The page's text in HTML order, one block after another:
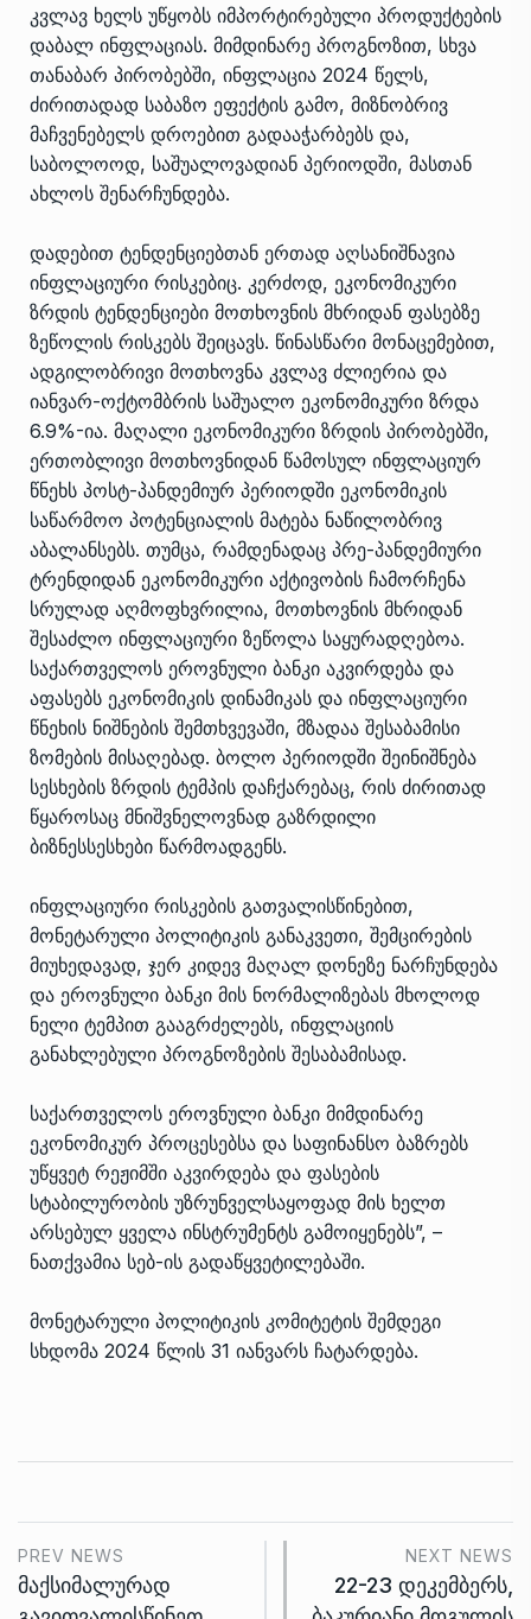
კვლავ ხელს უწყობს იმპორტირებული პროდუქტების
დაბალ ინფლაციას. მიმდინარე პროგნოზით, სხვა
თანაბარ პირობებში, ინფლაცია 2024 წელს,
ძირითადად საბაზო ეფექტის გამო, მიზნობრივ
მაჩვენებელს დროებით გადააჭარბებს და,
საბოლოოდ, საშუალოვადიან პერიოდში, მასთან
ახლოს შენარჩუნდება.
დადებით ტენდენციებთან ერთად აღსანიშნავია
ინფლაციური რისკებიც. კერძოდ, ეკონომიკური
ზრდის ტენდენციები მოთხოვნის მხრიდან ფასებზე
ზეწოლის რისკებს შეიცავს. წინასწარი მონაცემებით,
ადგილობრივი მოთხოვნა კვლავ ძლიერია და
იანვარ-ოქტომბრის საშუალო ეკონომიკური ზრდა
6.9%-ია. მაღალი ეკონომიკური ზრდის პირობებში,
ერთობლივი მოთხოვნიდან წამოსულ ინფლაციურ
წნეხს პოსტ-პანდემიურ პერიოდში ეკონომიკის
საწარმოო პოტენციალის მატება ნაწილობრივ
აბალანსებს. თუმცა, რამდენადაც პრე-პანდემიური
ტრენდიდან ეკონომიკური აქტივობის ჩამორჩენა
სრულად აღმოფხვრილია, მოთხოვნის მხრიდან
შესაძლო ინფლაციური ზეწოლა საყურადღებოა.
საქართველოს ეროვნული ბანკი აკვირდება და
აფასებს ეკონომიკის დინამიკას და ინფლაციური
წნეხის ნიშნების შემთხვევაში, მზადაა შესაბამისი
ზომების მისაღებად. ბოლო პერიოდში შეინიშნება
სესხების ზრდის ტემპის დაჩქარებაც, რის ძირითად
წყაროსაც მნიშვნელოვნად გაზრდილი
ბიზნესსესხები წარმოადგენს.
ინფლაციური რისკების გათვალისწინებით,
მონეტარული პოლიტიკის განაკვეთი, შემცირების
მიუხედავად, ჯერ კიდევ მაღალ დონეზე ნარჩუნდება
და ეროვნული ბანკი მის ნორმალიზებას მხოლოდ
ნელი ტემპით გააგრძელებს, ინფლაციის
განახლებული პროგნოზების შესაბამისად.
საქართველოს ეროვნული ბანკი მიმდინარე
ეკონომიკურ პროცესებსა და საფინანსო ბაზრებს
უწყვეტ რეჟიმში აკვირდება და ფასების
სტაბილურობის უზრუნველსაყოფად მის ხელთ
არსებულ ყველა ინსტრუმენტს გამოიყენებს”, –
ნათქვამია სებ-ის გადაწყვეტილებაში.
მონეტარული პოლიტიკის კომიტეტის შემდეგი
სხდომა 2024 წლის 31 იანვარს ჩატარდება.
PREV NEWS
მაქსიმალურად
NEXT NEWS
22-23 დეკემბერს,